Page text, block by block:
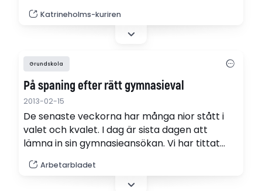
Katrineholms-kuriren
Grundskola
På spaning efter rätt gymnasieval
2013-02-15
De senaste veckorna har många nior stått i
valet och kvalet. I dag är sista dagen att
lämna in sin gymnasieansökan. Vi har tittat
populärast och var jobben finns. Sjukvård är
ett säkert kort, enligt Arbetsförmedlingen.
Arbetarbladet